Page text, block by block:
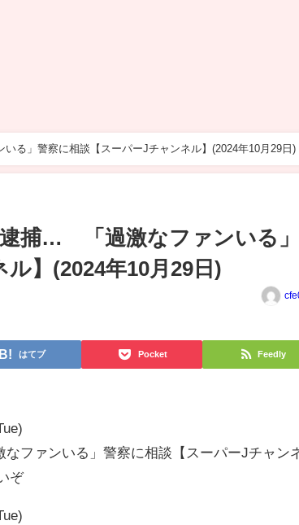
」警察に相談【スーパーJチャンネル】(2024年10月29日)
捕… 「過激なファンいる
】(2024年10月29日)
はてブ Pocket Feedly
ファンいる」警察に相談【スーパーJチャン
ぞ